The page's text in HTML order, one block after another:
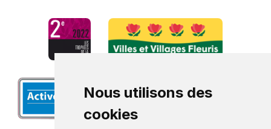
Nous utilisons des
cookies